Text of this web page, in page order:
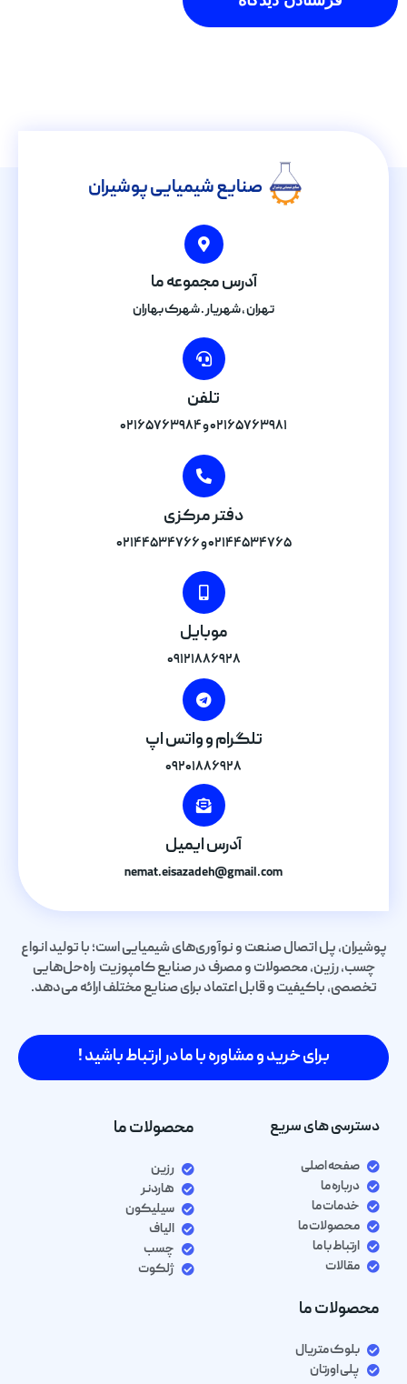
صنایع شیمیایی پوشیران
آدرس مجموعه ما
تهران , شهریار . شهرک بهاران
تلفن
۰۲۱۶۵۷۶۳۹۸۱ و ۰۲۱۶۵۷۶۳۹۸۴
دفتر مرکزی
۰۲۱۴۴۵۳۴۷۶۵ و ۰۲۱۴۴۵۳۴۷۶۶
موبایل
۰۹۱۲۱۸۸۶۹۲۸
تلگرام و واتس اپ
۰۹۲۰۱۸۸۶۹۲۸
آدرس ایمیل
nemat.eisazadeh@gmail.com
پوشیران، پل اتصال صنعت و نوآوری‌های شیمیایی است؛ با تولید انواع
چسب، رزین، محصولات و مصرف در صنایع کامپوزیت راه‌حل‌هایی
تخصصی، باکیفیت و قابل اعتماد برای صنایع مختلف ارائه می‌دهد.
برای خرید و مشاوره با ما در ارتباط باشید !
دسترسی های سریع
صفحه اصلی
درباره ما
خدمات ما
محصولات ما
ارتباط با ما
مقالات
محصولات ما
رزین
هاردنر
سیلیکون
الیاف
چسب
ژلکوت
محصولات ما
بلوک متریال
پلی اورتان